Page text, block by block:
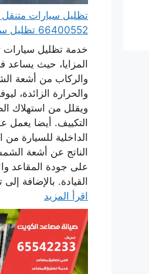
تظليل سيارات متنقل
66400552 تظليل سيارة عازل حراري
خدمة تظليل سيارات
المزايا، حيث يساعد
والركاب من أشعة
والحرارة الزائدة،
ويقلل من استهلاك
التكييف. أيضا يعمل
الداخلية للسيارة من
الناتج عن أشعة
على جودة المقاعد
القيادة. بالإضافة
اقرأ المزيد